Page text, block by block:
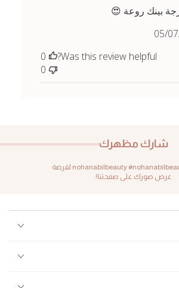
بينك روعة 😍
Published
05/
Was this review helpful?
0
0
شارك مظهرك
منشني @nohanabilbeauty #nohanabilbeauty لفرصة
عرض صورك على صفحتنا!